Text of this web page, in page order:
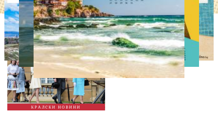
КРАЛСКИ НОВИНИ
СВОБОДНО ВРЕМЕ
Ново бебе в кралското
семейство